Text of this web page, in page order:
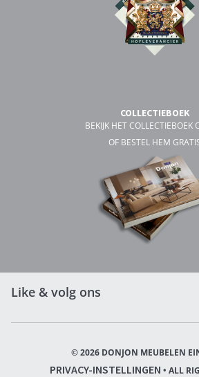
COLLECTIEBOEK
BEKIJK HET COLLECTIEBOEK
OF BESTEL HEM
Like & volg ons
© 2026 DONJON MEUBELEN
PRIVACY-INSTELLINGEN • ALL